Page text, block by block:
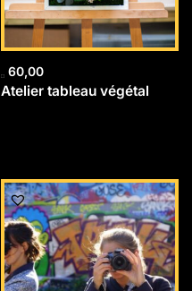
60,00
Atelier tableau végétal